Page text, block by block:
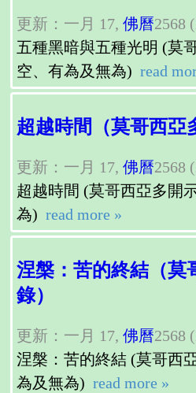
更新：一月 17, 佛曆2568
五種黑暗與五種光明 (莫
空、有為及無為) read
超越時間（莫哥西亞
更新：一月 17, 佛曆2568
超越時間 (莫哥西亞多開
為) read more »
涅槃：苦的終結（莫
錄）
更新：一月 17, 佛曆2568
涅槃：苦的終結 (莫哥西
為及無為) read more »